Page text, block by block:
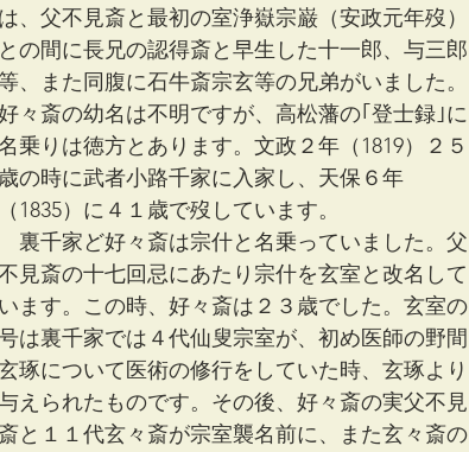
は、父不見斎と最初の室浄嶽宗巌（安政元年歿）
との間に長兄の認得斎と早生した十一郎、与三郎
、また同腹に石牛斎宗玄等の兄弟がいました。
々斎の幼名は不明ですが、高松藩の｢登士録｣に
乗りは徳方とあります。文政２年（1819）２５
歳の時に武者小路千家に入家し、天保６年
（1835）に４１歳で歿しています。
裏千家ど好々斎は宗什と名乗っていました。父
見斎の十七回忌にあたり宗什を玄室と改名して
います。この時、好々斎は２３歳でした。玄室の
は裏千家では４代仙叟宗室が、初め医師の野間
琢について医術の修行をしていた時、玄琢より
えられたものです。その後、好々斎の実父不見
斎と１１代玄々斎が宗室襲名前に、また玄々斎の